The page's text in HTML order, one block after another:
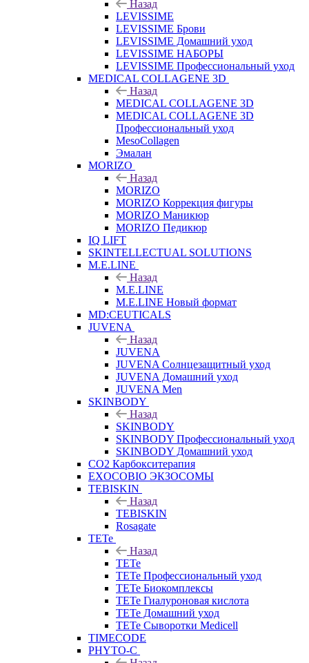
Назад
LEVISSIME
LEVISSIME Брови
LEVISSIME Домашний уход
LEVISSIME НАБОРЫ
LEVISSIME Профессиональный уход
MEDICAL COLLAGENE 3D
Назад
MEDICAL COLLAGENE 3D
MEDICAL COLLAGENE 3D
Профессиональный уход
MesoCollagen
Эмалан
MORIZO
Назад
MORIZO
MORIZO Коррекция фигуры
MORIZO Маникюр
MORIZO Педикюр
IQ LIFT
SKINTELLECTUAL SOLUTIONS
M.E.LINE
Назад
M.E.LINE
M.E.LINE Новый формат
MD:CEUTICALS
JUVENA
Назад
JUVENA
JUVENA Солнцезащитный уход
JUVENA Домашний уход
JUVENA Men
SKINBODY
Назад
SKINBODY
SKINBODY Профессиональный уход
SKINBODY Домашний уход
CO2 Карбокситерапия
EXOCOBIO ЭКЗОСОМЫ
TEBISKIN
Назад
TEBISKIN
Rosagate
TETe
Назад
TETe
TETe Профессиональный уход
TETe Биокомплексы
TETe Гиалуроновая кислота
TETe Домашний уход
TETe Сыворотки Medicell
TIMECODE
PHYTO-C